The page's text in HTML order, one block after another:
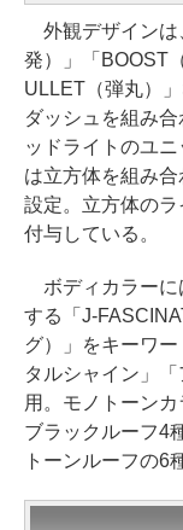
外観デザインは
発）」「BOOST
ULLET（弾丸）
ダッシュを組み
ッドライトのユ
は立方体を組み
設定。立方体の
付与している。
ボディカラーに
する「J-
グ）」をキーワ
タルシャイン」
用。モノトーン
ブラックルーフ4
トーンルーフの6